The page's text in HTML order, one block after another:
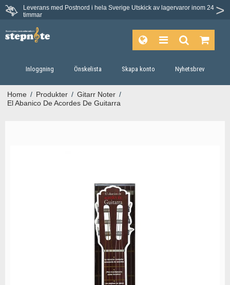
Leverans med Postnord i hela Sverige Utskick av lagervaror inom 24
timmar
Du har 30 dagars ångerrätt.
Inloggning Önskelista Skapa konto Nyhetsbrev
Home / Produkter / Gitarr Noter /
El Abanico De Acordes De Guitarra